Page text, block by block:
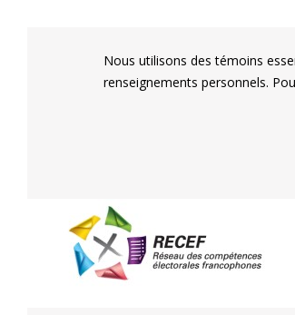
Nous utilisons des témoins
renseignements personnels.